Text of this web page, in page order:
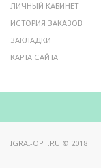
ЛИЧНЫЙ КАБИНЕТ
ИСТОРИЯ ЗАКАЗОВ
ЗАКЛАДКИ
КАРТА САЙТА
IGRAI-OPT.RU © 2018